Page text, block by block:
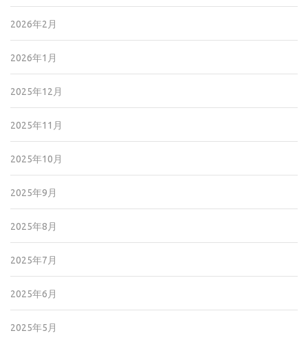
2026年2月
2026年1月
2025年12月
2025年11月
2025年10月
2025年9月
2025年8月
2025年7月
2025年6月
2025年5月